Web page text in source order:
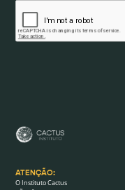
ATENÇÃO:
O Instituto Cactus